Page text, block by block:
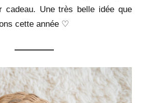
cadeau. Une très belle idée que
cette année ♡